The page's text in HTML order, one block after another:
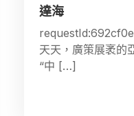
達海
天天，廣策展袤的
“中 […]